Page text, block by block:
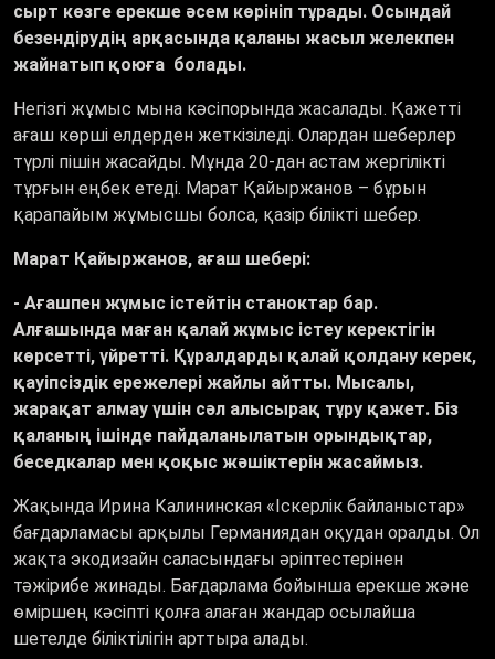
сырт көзге ерекше әсем көрініп тұрады. Осындай
безендірудің арқасында қаланы жасыл желекпен
жайнатып қоюға болады.
Негізгі жұмыс мына кәсіпорында жасалады. Қажетті
ағаш көрші елдерден жеткізіледі. Олардан шеберлер
түрлі пішін жасайды. Мұнда 20-дан астам жергілікті
тұрғын еңбек етеді. Марат Қайыржанов – бұрын
қарапайым жұмысшы болса, қазір білікті шебер.
Марат Қайыржанов, ағаш шебері:
- Ағашпен жұмыс істейтін станоктар бар.
Алғашында маған қалай жұмыс істеу керектігін
көрсетті, үйретті. Құралдарды қалай қолдану керек,
қауіпсіздік ережелері жайлы айтты. Мысалы,
жарақат алмау үшін сәл алысырақ тұру қажет. Біз
қаланың ішінде пайдаланылатын орындықтар,
беседкалар мен қоқыс жәшіктерін жасаймыз.
Жақында Ирина Калининская «Іскерлік байланыстар»
бағдарламасы арқылы Германиядан оқудан оралды. Ол
жақта экодизайн саласындағы әріптестерінен
тәжірибе жинады. Бағдарлама бойынша ерекше және
өміршең кәсіпті қолға алаған жандар осылайша
шетелде біліктілігін арттыра алады.